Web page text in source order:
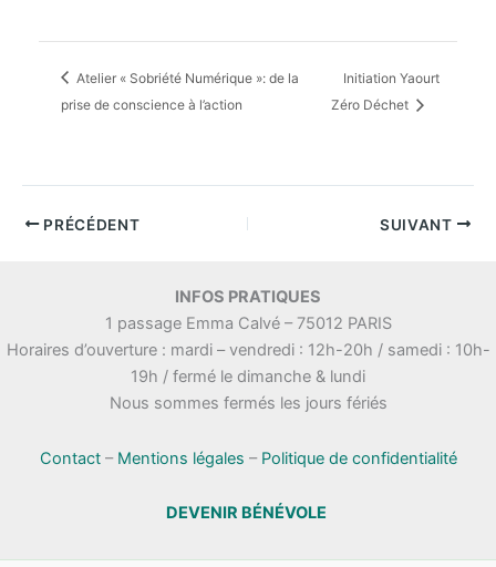
Atelier « Sobriété Numérique »: de la
prise de conscience à l’action
Initiation Yaourt
Zéro Déchet
PRÉCÉDENT SUIVANT
INFOS PRATIQUES
1 passage Emma Calvé – 75012 PARIS
Horaires d’ouverture : mardi – vendredi : 12h-20h / samedi : 10h-
19h / fermé le dimanche & lundi
Nous sommes fermés les jours fériés
Contact– Mentions légales – Politique de confidentialité
DEVENIR BÉNÉVOLE